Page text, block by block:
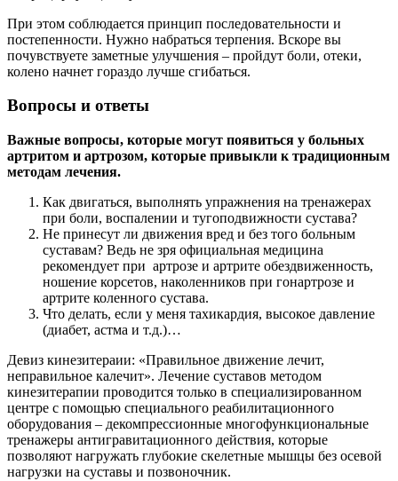
При этом соблюдается принцип последовательности и
постепенности. Нужно набраться терпения. Вскоре вы
почувствуете заметные улучшения – пройдут боли, отеки,
колено начнет гораздо лучше сгибаться.
Вопросы и ответы
Важные вопросы, которые могут появиться у больных
артритом и артрозом, которые привыкли к традиционным
методам лечения.
Как двигаться, выполнять упражнения на тренажерах
при боли, воспалении и тугоподвижности сустава?
Не принесут ли движения вред и без того больным
суставам? Ведь не зря официальная медицина
рекомендует при артрозе и артрите обездвиженность,
ношение корсетов, наколенников при гонартрозе и
артрите коленного сустава.
Что делать, если у меня тахикардия, высокое давление
(диабет, астма и т.д.)…
Девиз кинезитераии: «Правильное движение лечит,
неправильное калечит». Лечение суставов методом
кинезитерапии проводится только в специализированном
центре с помощью специального реабилитационного
оборудования – декомпрессионные многофункциональные
тренажеры антигравитационного действия, которые
позволяют нагружать глубокие скелетные мышцы без осевой
нагрузки на суставы и позвоночник.